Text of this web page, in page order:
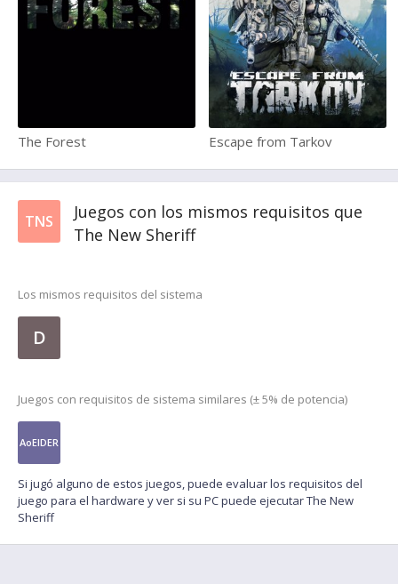
The Forest Escape from Tarkov
TNS
Juegos con los mismos requisitos que
The New Sheriff
Los mismos requisitos del sistema
D
Juegos con requisitos de sistema similares (± 5% de potencia)
AoEIDER
Si jugó alguno de estos juegos, puede evaluar los requisitos del
juego para el hardware y ver si su PC puede ejecutar The New
Sheriff